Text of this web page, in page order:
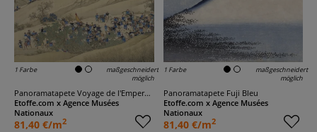
1 Farbe
maßgeschneidert
möglich
Panoramatapete Voyage de l'Empereur
Etoffe.com x Agence Musées
Nationaux
81,40 €/m2
1 Farbe
maßgeschneidert
möglich
Panoramatapete Fuji Bleu
Etoffe.com x Agence Musées
Nationaux
81,40 €/m2